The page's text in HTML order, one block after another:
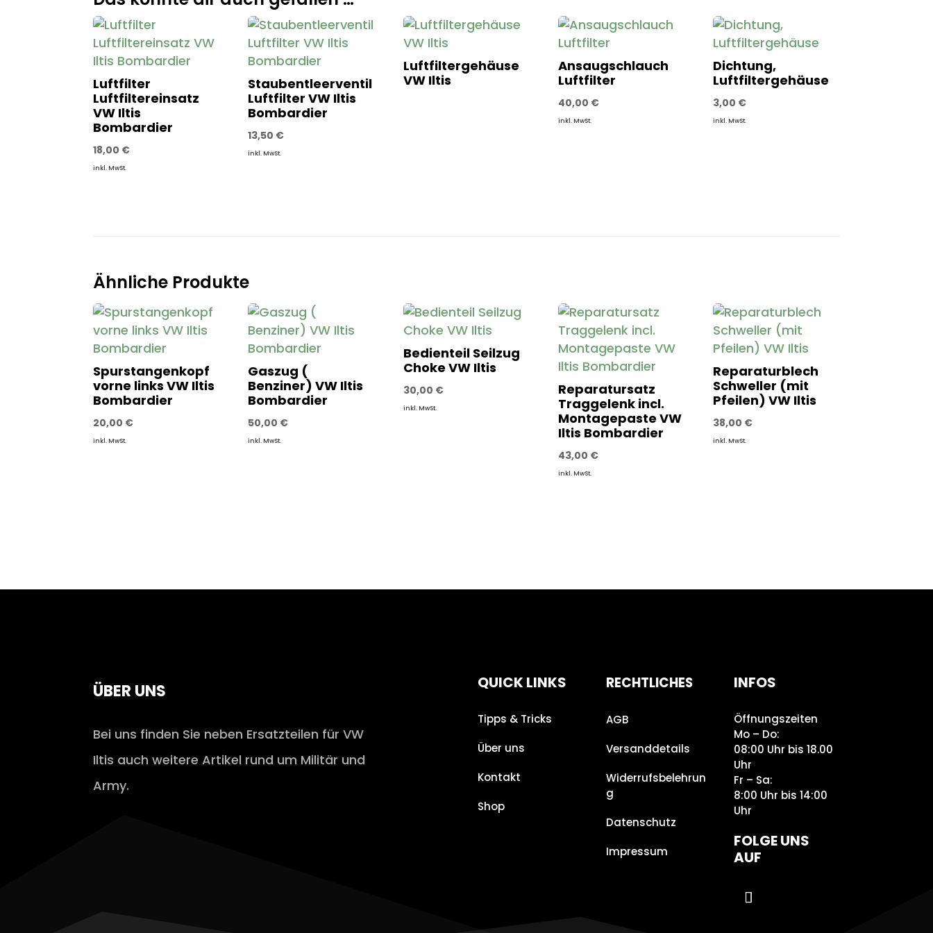
Luftfilter
Luftfiltereinsatz
VW Iltis
Bombardier
18,00 €
inkl. MwSt.
Staubentleerventil
Luftfilter VW Iltis
Bombardier
13,50 €
inkl. MwSt.
Luftfiltergehäuse
VW Iltis
Ansaugschlauch
Luftfilter
40,00 €
inkl. MwSt.
Dichtung,
Luftfiltergehäuse
3,00 €
inkl. MwSt.
Ähnliche Produkte
Spurstangenkopf
vorne links VW Iltis
Bombardier
20,00 €
inkl. MwSt.
Gaszug (
Benziner) VW Iltis
Bombardier
50,00 €
inkl. MwSt.
Bedienteil Seilzug
Choke VW Iltis
30,00 €
inkl. MwSt.
Reparatursatz
Traggelenk incl.
Montagepaste VW
Iltis Bombardier
43,00 €
inkl. MwSt.
Reparaturblech
Schweller (mit
Pfeilen) VW Iltis
38,00 €
inkl. MwSt.
ÜBER UNS
Bei uns finden Sie neben Ersatzteilen für VW
Iltis auch weitere Artikel rund um Militär und
Army.
QUICK LINKS
Tipps & Tricks
Über uns
Kontakt
Shop
RECHTLICHES
AGB
Versanddetails
Widerrufsbelehrun
g
Datenschutz
Impressum
INFOS
Öffnungszeiten
Mo – Do:
08:00 Uhr bis 18.00
Uhr
Fr – Sa:
8:00 Uhr bis 14:00
Uhr
FOLGE UNS
AUF